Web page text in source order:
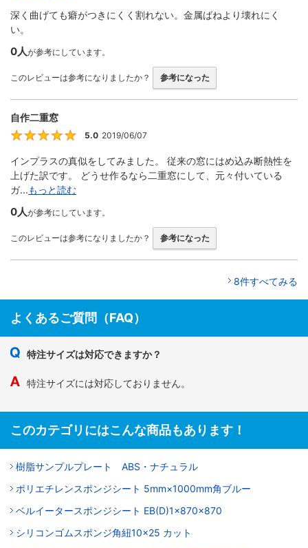
深く曲げても癖がつきにくく割れない。金属ばねより壊れにく
い。
0人が参考にしています。
このレビューは参考になりましたか？ 参考になった
自作二重窓
5
5.0 2019/06/07
インプラスの真似をしてみました。 従来の窓にはめ込み断熱性を
上げた訳です。 どうせ作るなら二重窓にして、元々付いている
ガ...もっと読む
0人が参考にしています。
このレビューは参考になりましたか？ 参考になった
8件すべてみる
よくあるご質問（FAQ）
特注サイズは対応できますか？
特注サイズには対応しておりません。
このカテゴリにはこんな商品もあります！
樹脂サンプルプレート ABS・ナチュラル
ポリエチレンスポンジシート 5mm×1000mm角ブルー
ベルイータースポンジシート EB(D)1×870×870
シリコンゴムスポンジ角紐10×25 カット